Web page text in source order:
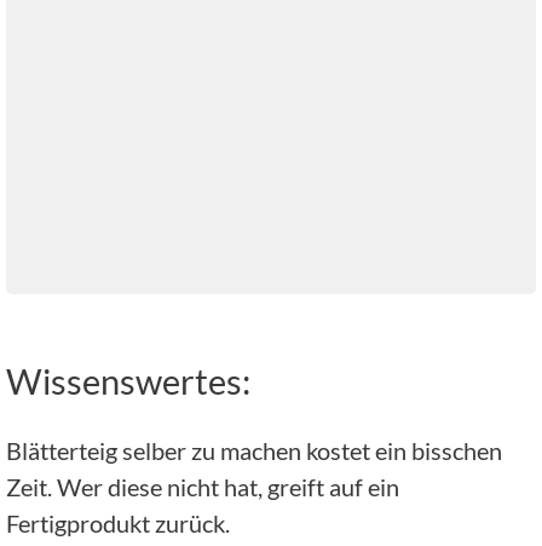
Wissenswertes:
Blätterteig selber zu machen kostet ein bisschen
Zeit. Wer diese nicht hat, greift auf ein
Fertigprodukt zurück.